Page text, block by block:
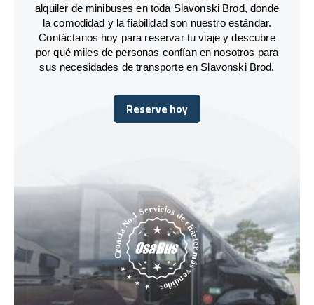
alquiler de minibuses en toda Slavonski Brod, donde
la comodidad y la fiabilidad son nuestro estándar.
Contáctanos hoy para reservar tu viaje y descubre
por qué miles de personas confían en nosotros para
sus necesidades de transporte en Slavonski Brod.
Reserve hoy
Reserve hoy